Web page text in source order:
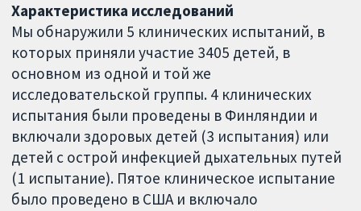
Характеристика исследований
Мы обнаружили 5 клинических испытаний, в
которых приняли участие 3405 детей, в
основном из одной и той же
исследовательской группы. 4 клинических
испытания были проведены в Финляндии и
включали здоровых детей (3 испытания) или
детей с острой инфекцией дыхательных путей
(1 испытание). Пятое клиническое испытание
было проведено в США и включало